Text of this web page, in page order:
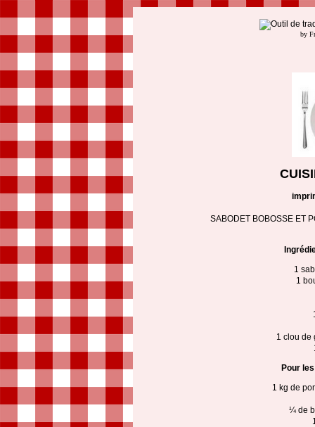
by
SABODET BOBOSSE ET
1
1
1 clou de
Pour
1 kg de
¼ de